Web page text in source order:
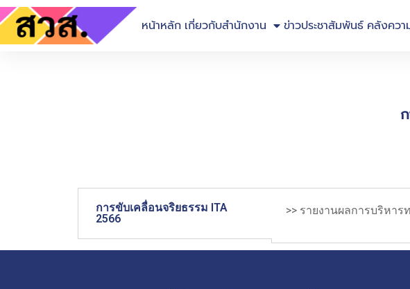
หน้าหลัก เกี่ยวกับสำนักงาน ข่าวประชาสัมพันธ์ คลังควา
การขับเคลื่อนจริยธรรม ITA
2566
>> รายงานผลการบริหา